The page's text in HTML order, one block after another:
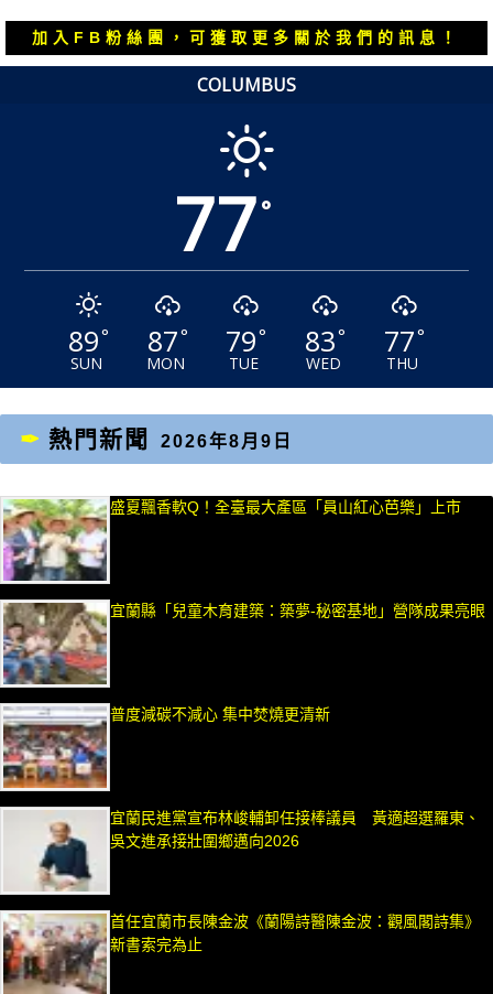
覽
章：
文
章：
加入FB粉絲團，可獲取更多關於我們的訊息！
COLUMBUS
77°
89°
SUN
87°
MON
79°
TUE
83°
WED
77°
THU
熱門新聞 2026年8月9日
盛夏飄香軟Q！全臺最大產區「員山紅心芭樂」上市
宜蘭縣「兒童木育建築：築夢-秘密基地」營隊成果亮眼
普度減碳不減心 集中焚燒更清新
宜蘭民進黨宣布林峻輔卸任接棒議員 黃適超選羅東、
吳文進承接壯圍鄉邁向2026
首任宜蘭市長陳金波《蘭陽詩醫陳金波：觀風閣詩集》
新書索完為止